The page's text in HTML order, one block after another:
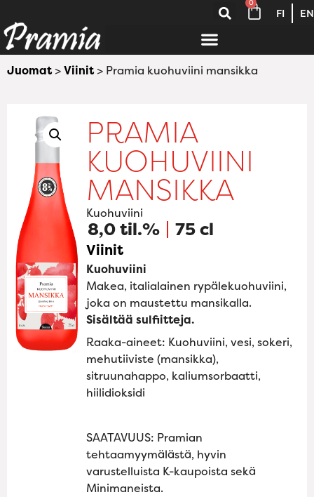
FI EN
0
Juomat>Viinit> Pramia kuohuviini mansikka
PRAMIA
KUOHUVIINI
MANSIKKA
Kuohuviini
8,0 til.% 75 cl
Viinit
Kuohuviini
Makea, italialainen rypälekuohuviini,
joka on maustettu mansikalla.
Sisältää sulfiitteja.
Raaka-aineet: Kuohuviini, vesi, sokeri,
mehutiiviste (mansikka),
sitruunahappo, kaliumsorbaatti,
hiilidioksidi
SAATAVUUS: Pramian
tehtaamyymälästä, hyvin
varustelluista K-kaupoista sekä
Minimaneista.